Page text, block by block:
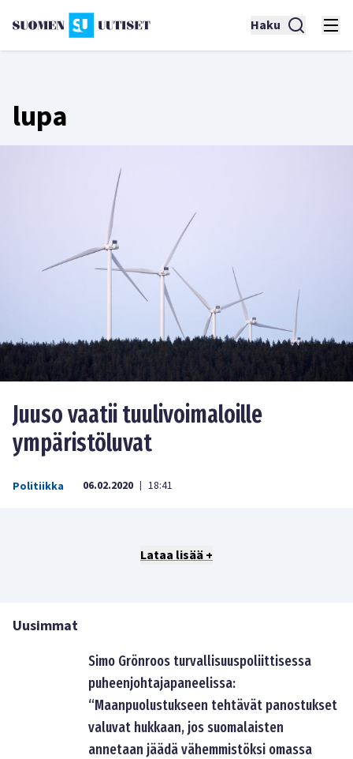
Haku
lupa
Juuso vaatii tuulivoimaloille
ympäristöluvat
Politiikka 06.02.2020 | 18:41
Lataa lisää +
Uusimmat
Simo Grönroos turvallisuuspoliittisessa
puheenjohtajapaneelissa:
“Maanpuolustukseen tehtävät panostukset
valuvat hukkaan, jos suomalaisten
annetaan jäädä vähemmistöksi omassa